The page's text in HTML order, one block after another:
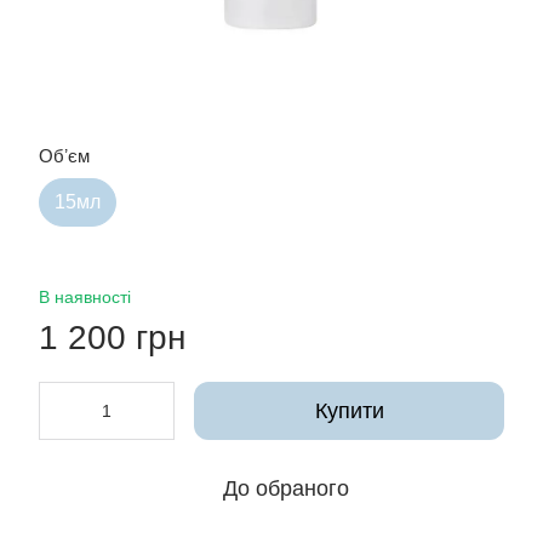
Обʼєм
15мл
В наявності
1 200 грн
Купити
До обраного